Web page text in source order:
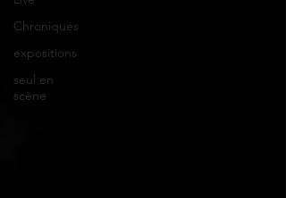
Chroniques
expositions
seul en
scène